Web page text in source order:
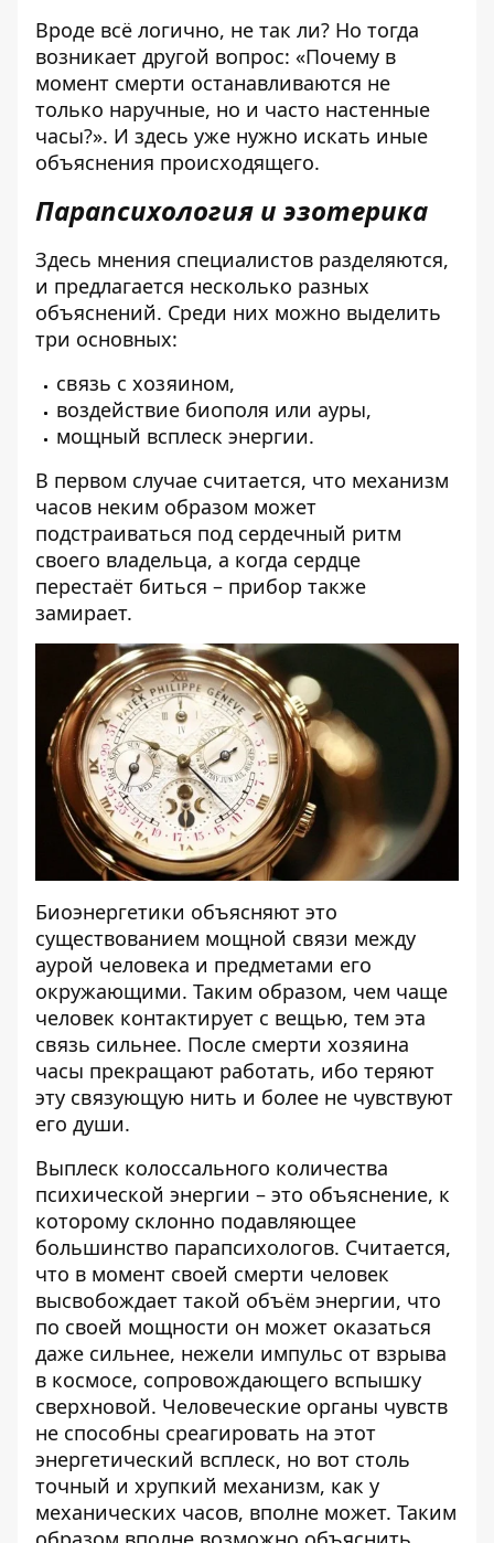
Вроде всё логично, не так ли? Но тогда
возникает другой вопрос: «Почему в
момент смерти останавливаются не
только наручные, но и часто настенные
часы?». И здесь уже нужно искать иные
объяснения происходящего.
Парапсихология и эзотерика
Здесь мнения специалистов разделяются,
и предлагается несколько разных
объяснений. Среди них можно выделить
три основных:
связь с хозяином,
воздействие биополя или ауры,
мощный всплеск энергии.
В первом случае считается, что механизм
часов неким образом может
подстраиваться под сердечный ритм
своего владельца, а когда сердце
перестаёт биться – прибор также
замирает.
Биоэнергетики объясняют это
существованием мощной связи между
аурой человека и предметами его
окружающими. Таким образом, чем чаще
человек контактирует с вещью, тем эта
связь сильнее. После смерти хозяина
часы прекращают работать, ибо теряют
эту связующую нить и более не чувствуют
его души.
Выплеск колоссального количества
психической энергии – это объяснение, к
которому склонно подавляющее
большинство парапсихологов. Считается,
что в момент своей смерти человек
высвобождает такой объём энергии, что
по своей мощности он может оказаться
даже сильнее, нежели импульс от взрыва
в космосе, сопровождающего вспышку
сверхновой. Человеческие органы чувств
не способны среагировать на этот
энергетический всплеск, но вот столь
точный и хрупкий механизм, как у
механических часов, вполне может. Таким